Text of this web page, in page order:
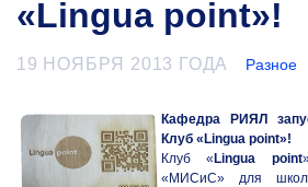
«Lingua point»!
19 НОЯБРЯ 2013 ГОДА Разное
Кафедра РИЯЛ
Клуб « Lingua point»!
Клуб « Lingua point
«МИСиС» для